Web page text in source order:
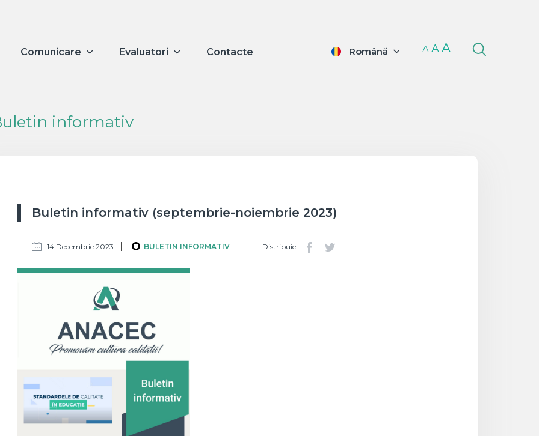
Comunicare Evaluatori Contacte A AA
Română
informativ
Buletin informativ (septembrie-noiembrie 2023)
14 Decembrie 2023 BULETIN INFORMATIV Distribuie: